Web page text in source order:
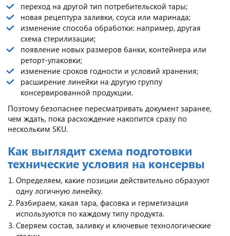
переход на другой тип потребительской тары;
новая рецептура заливки, соуса или маринада;
изменение способа обработки: например, другая
схема стерилизации;
появление новых размеров банки, контейнера или
реторт-упаковки;
изменение сроков годности и условий хранения;
расширение линейки на другую группу
консервированной продукции.
Поэтому безопаснее пересматривать документ заранее,
чем ждать, пока расхождение накопится сразу по
нескольким SKU.
Как выглядит схема подготовки
технические условия на консервы
Определяем, какие позиции действительно образуют
одну логичную линейку.
Разбираем, какая тара, фасовка и герметизация
используются по каждому типу продукта.
Сверяем состав, заливку и ключевые технологические